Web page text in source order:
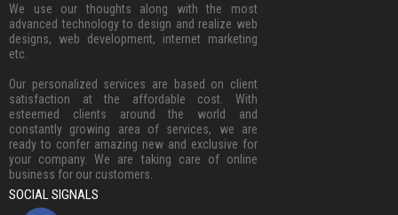
We use our thoughts along with the most
advanced technology to design and realize web
designs, web development, internet marketing
etc.
Our personalized services are based on client
satisfaction at the affordable cost. With
esteemed clients around the world and
constantly growing area of services, we are
ready to confer amazing new and exclusive for
your company. We are taking care of online
business for our customers.
SOCIAL SIGNALS